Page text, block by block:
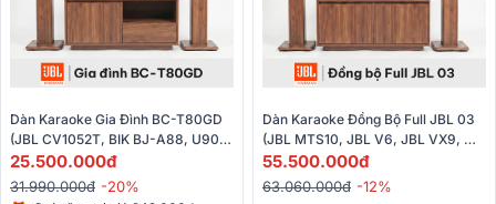
Dàn Karaoke Gia Đình BC-T80GD
(JBL CV1052T, BIK BJ-A88, U900
Plus X)
25.500.000đ
31.990.000đ -20%
Dàn Karaoke Đồng Bộ Full JBL 03
(JBL MTS10, JBL V6, JBL VX9,
JBL VM300)
55.500.000đ
63.060.000đ -12%